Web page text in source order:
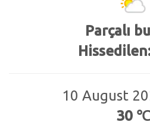
Parçalı
10 August
30 ℃